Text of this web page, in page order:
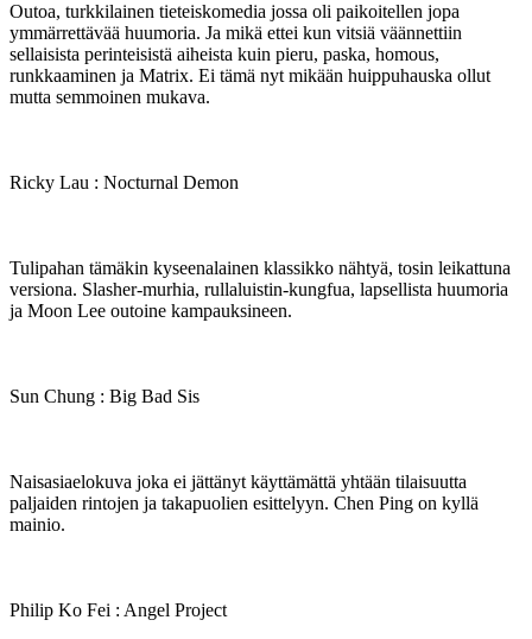
Outoa, turkkilainen tieteiskomedia jossa oli paikoitellen jopa
ymmärrettävää huumoria. Ja mikä ettei kun vitsiä väännettiin
sellaisista perinteisistä aiheista kuin pieru, paska, homous,
runkkaaminen ja Matrix. Ei tämä nyt mikään huippuhauska ollut
mutta semmoinen mukava.
Ricky Lau : Nocturnal Demon
Tulipahan tämäkin kyseenalainen klassikko nähtyä, tosin leikattuna
versiona. Slasher-murhia, rullaluistin-kungfua, lapsellista huumoria
ja Moon Lee outoine kampauksineen.
Sun Chung : Big Bad Sis
Naisasiaelokuva joka ei jättänyt käyttämättä yhtään tilaisuutta
paljaiden rintojen ja takapuolien esittelyyn. Chen Ping on kyllä
mainio.
Philip Ko Fei : Angel Project